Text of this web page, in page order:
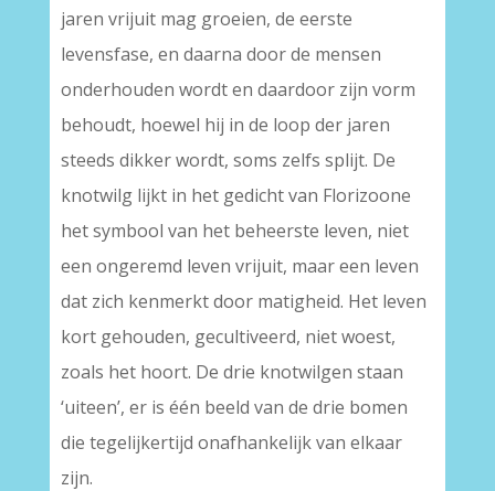
jaren vrijuit mag groeien, de eerste
levensfase, en daarna door de mensen
onderhouden wordt en daardoor zijn vorm
behoudt, hoewel hij in de loop der jaren
steeds dikker wordt, soms zelfs splijt. De
knotwilg lijkt in het gedicht van Florizoone
het symbool van het beheerste leven, niet
een ongeremd leven vrijuit, maar een leven
dat zich kenmerkt door matigheid. Het leven
kort gehouden, gecultiveerd, niet woest,
zoals het hoort. De drie knotwilgen staan
‘uiteen’, er is één beeld van de drie bomen
die tegelijkertijd onafhankelijk van elkaar
zijn.